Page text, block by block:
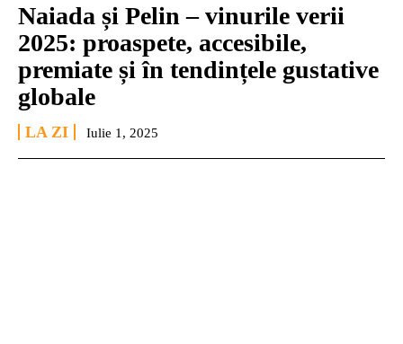
Naiada și Pelin – vinurile verii
2025: proaspete, accesibile,
premiate și în tendințele gustative
globale
LA ZI Iulie 1, 2025